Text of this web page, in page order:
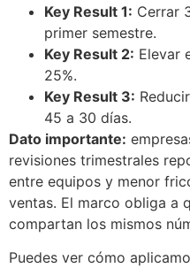
Key Result 1: Cerrar
primer semestre.
Key Result 2: Elevar
25%.
Key Result 3:
45 a 30 días.
Dato importante:
revisiones trimestrales
entre equipos y menor
ventas. El marco obliga a
compartan los mismos
Puedes ver cómo